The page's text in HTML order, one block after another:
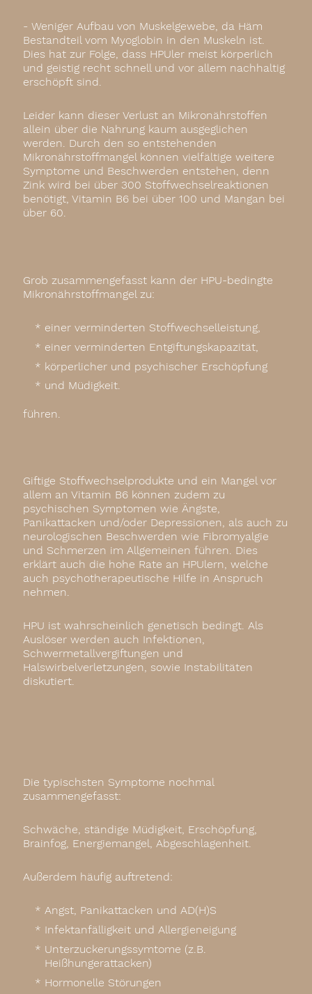
- Weniger Aufbau von Muskelgewebe, da Häm
Bestandteil vom Myoglobin in den Muskeln ist.
Dies hat zur Folge, dass HPUler meist körperlich
und geistig recht schnell und vor allem nachhaltig
erschöpft sind.
Leider kann dieser Verlust an Mikronährstoffen
allein über die Nahrung kaum ausgeglichen
werden. Durch den so entstehenden
Mikronährstoffmangel können vielfältige weitere
Symptome und Beschwerden entstehen, denn
Zink wird bei über 300 Stoffwechselreaktionen
benötigt, Vitamin B6 bei über 100 und Mangan bei
über 60.
Grob zusammengefasst kann der HPU-bedingte
Mikronährstoffmangel zu:
einer verminderten Stoffwechselleistung,
einer verminderten Entgiftungskapazität,
körperlicher und psychischer Erschöpfung
und Müdigkeit.
führen.
Giftige Stoffwechselprodukte und ein Mangel vor
allem an Vitamin B6 können zudem zu
psychischen Symptomen wie Ängste,
Panikattacken und/oder Depressionen, als auch zu
neurologischen Beschwerden wie Fibromyalgie
und Schmerzen im Allgemeinen führen. Dies
erklärt auch die hohe Rate an HPUlern, welche
auch psychotherapeutische Hilfe in Anspruch
nehmen.
HPU ist wahrscheinlich genetisch bedingt. Als
Auslöser werden auch Infektionen,
Schwermetallvergiftungen und
Halswirbelverletzungen, sowie Instabilitäten
diskutiert.
Die typischsten Symptome nochmal
zusammengefasst:
Schwäche, ständige Müdigkeit, Erschöpfung,
Brainfog, Energiemangel, Abgeschlagenheit.
Außerdem häufig auftretend:
Angst, Panikattacken und AD(H)S
Infektanfälligkeit und Allergieneigung
Unterzuckerungssymtome (z.B.
Heißhungerattacken)
Hormonelle Störungen